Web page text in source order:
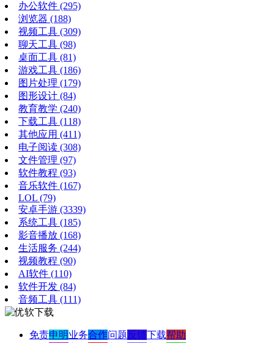
办公软件 (295)
浏览器 (188)
视频工具 (309)
聊天工具 (98)
桌面工具 (81)
游戏工具 (186)
图片处理 (179)
图形设计 (84)
教育教学 (240)
下载工具 (118)
其他应用 (411)
电子阅读 (308)
文件管理 (97)
软件教程 (93)
音乐软件 (167)
LOL (79)
安卓手游 (3339)
系统工具 (185)
影音播放 (168)
生活服务 (244)
视频教程 (90)
AI软件 (110)
软件开发 (84)
音频工具 (111)
免责申明业务合作问题反馈下载帮助